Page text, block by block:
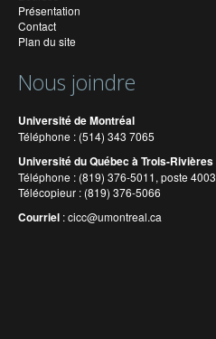
Présentation
Contact
Plan du site
Nous joindre
Université de Montréal
Téléphone : (514) 343 7065
Université du Québec à Trois-Rivières
Téléphone : (819) 376-5011, poste 4003
Télécopieur : (819) 376-5066
Courriel :cicc@umontreal.ca